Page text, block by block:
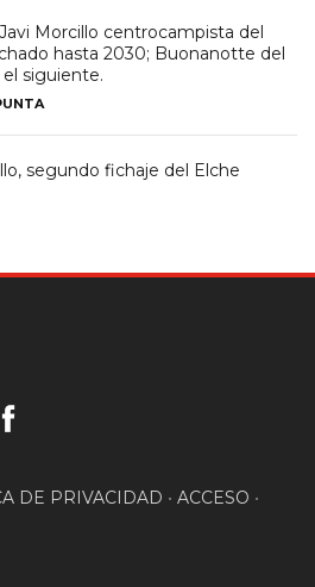
Morcillo centrocampista del
hasta 2030; Buonanotte del
siguiente.
segundo fichaje del Elche
DE PRIVACIDAD • ACCESO •